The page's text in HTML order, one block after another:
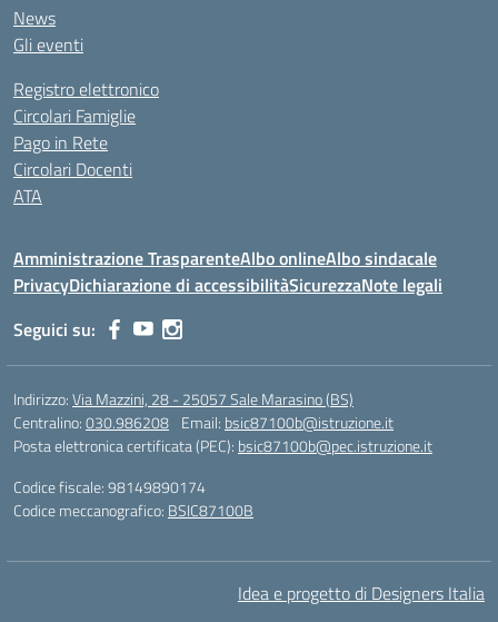
News
Gli eventi
Registro elettronico
Circolari Famiglie
Pago in Rete
Circolari Docenti
ATA
Amministrazione TrasparenteAlbo onlineAlbo sindacale
PrivacyDichiarazione di accessibilitàSicurezzaNote legali
Seguici su:
Indirizzo:Via Mazzini, 28 - 25057 Sale Marasino (BS)
Centralino:030.986208 Email: bsic87100b@istruzione.it
Posta elettronica certificata (PEC): bsic87100b@pec.istruzione.it
Codice fiscale: 98149890174
Codice meccanografico: BSIC87100B
Idea e progetto di Designers Italia